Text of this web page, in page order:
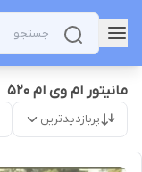
مانیتور ام وی ام 520
پربازدیدترین